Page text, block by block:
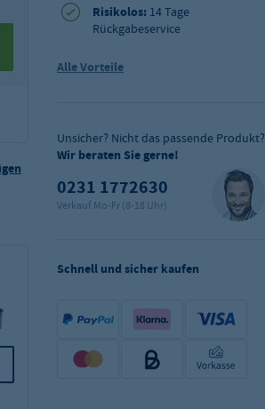
Risikolos: 14 Tage
Rückgabeservice
Alle Vorteile
Unsicher? Nicht das passende Produkt?
Wir beraten Sie gerne!
0231 1772630
Verkauf Mo-Fr (8-18 Uhr)
Schnell und sicher kaufen